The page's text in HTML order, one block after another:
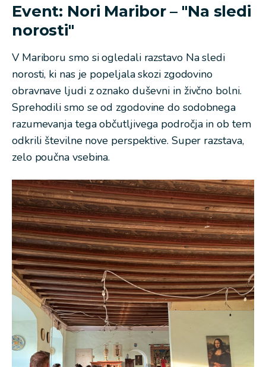
Event: Nori Maribor – "Na sledi
norosti"
V Mariboru smo si ogledali razstavo Na sledi
norosti, ki nas je popeljala skozi zgodovino
obravnave ljudi z oznako duševni in živčno bolni.
Sprehodili smo se od zgodovine do sodobnega
razumevanja tega občutljivega področja in ob tem
odkrili številne nove perspektive. Super razstava,
zelo poučna vsebina.